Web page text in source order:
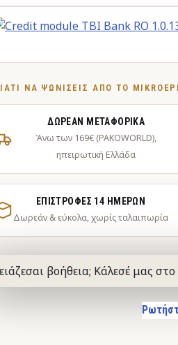
ΝΑ ΨΩΝΊΣΕΙΣ ΑΠΌ ΤΟ
ΔΩΡΕΆΝ ΜΕΤΑΦΟΡΙΚΆ
Άνω των 169€ (PAKOWORLD),
ηπειρωτική Ελλάδα
ΕΠΙΣΤΡΟΦΈΣ 14 ΗΜΕΡΏΝ
Δωρεάν & εύκολα, χωρίς ταλαιπωρία
βοήθεια; Κάλεσέ μας